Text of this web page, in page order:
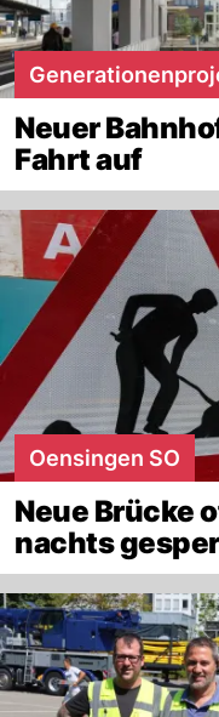
Neuer
Fahrt auf
Oensingen SO
Neue Brücke
nachts